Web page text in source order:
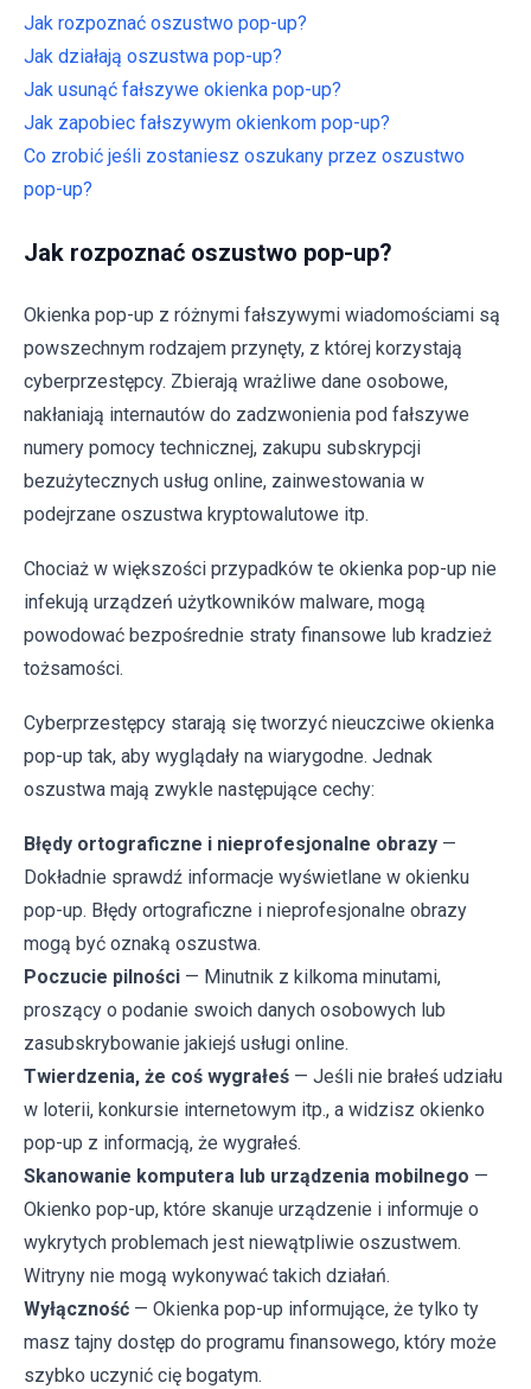
Jak rozpoznać oszustwo pop-up?
Jak działają oszustwa pop-up?
Jak usunąć fałszywe okienka pop-up?
Jak zapobiec fałszywym okienkom pop-up?
Co zrobić jeśli zostaniesz oszukany przez oszustwo
pop-up?
Jak rozpoznać oszustwo pop-up?
Okienka pop-up z różnymi fałszywymi wiadomościami są
powszechnym rodzajem przynęty, z której korzystają
cyberprzestępcy. Zbierają wrażliwe dane osobowe,
nakłaniają internautów do zadzwonienia pod fałszywe
numery pomocy technicznej, zakupu subskrypcji
bezużytecznych usług online, zainwestowania w
podejrzane oszustwa kryptowalutowe itp.
Chociaż w większości przypadków te okienka pop-up nie
infekują urządzeń użytkowników malware, mogą
powodować bezpośrednie straty finansowe lub kradzież
tożsamości.
Cyberprzestępcy starają się tworzyć nieuczciwe okienka
pop-up tak, aby wyglądały na wiarygodne. Jednak
oszustwa mają zwykle następujące cechy:
Błędy ortograficzne i nieprofesjonalne obrazy —
Dokładnie sprawdź informacje wyświetlane w okienku
pop-up. Błędy ortograficzne i nieprofesjonalne obrazy
mogą być oznaką oszustwa.
Poczucie pilności — Minutnik z kilkoma minutami,
proszący o podanie swoich danych osobowych lub
zasubskrybowanie jakiejś usługi online.
Twierdzenia, że coś wygrałeś — Jeśli nie brałeś udziału
w loterii, konkursie internetowym itp., a widzisz okienko
pop-up z informacją, że wygrałeś.
Skanowanie komputera lub urządzenia mobilnego —
Okienko pop-up, które skanuje urządzenie i informuje o
wykrytych problemach jest niewątpliwie oszustwem.
Witryny nie mogą wykonywać takich działań.
Wyłączność — Okienka pop-up informujące, że tylko ty
masz tajny dostęp do programu finansowego, który może
szybko uczynić cię bogatym.